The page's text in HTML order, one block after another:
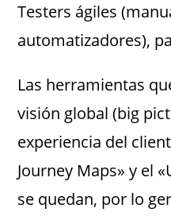
Testers ágiles
automatizadores),
Las herramientas
visión global (big
experiencia del
Journey Maps» y el
se quedan, por lo